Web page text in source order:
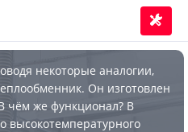
некоторые аналогии,
Он изготовлен
чём же функционал? В
высокотемпературного